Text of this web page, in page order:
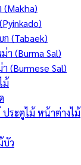
(Makha)
(Tabaek)
า (Burma Sal)
(Burmese Sal)
ม้
ประตูไม้ หน้าต่างไม้
บัว